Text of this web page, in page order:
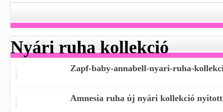
Nyári ruha kollekció
Zapf-baby-annabell-nyari-ruha-
Amnesia ruha új nyári kollekció